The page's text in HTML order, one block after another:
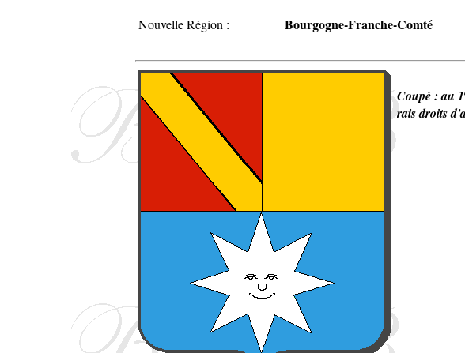
Nouvelle Région : Bourgogne-Franche-Comté
Coupé : au 1
rais droits